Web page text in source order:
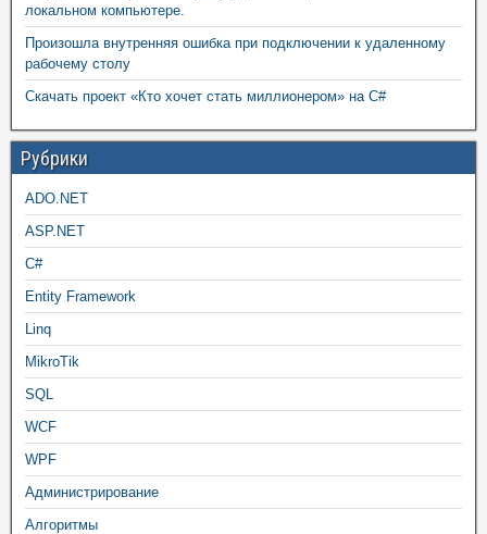
локальном компьютере.
Произошла внутренняя ошибка при подключении к удаленному
рабочему столу
Скачать проект «Кто хочет стать миллионером» на C#
Рубрики
ADO.NET
ASP.NET
C#
Entity Framework
Linq
MikroTik
SQL
WCF
WPF
Администрирование
Алгоритмы